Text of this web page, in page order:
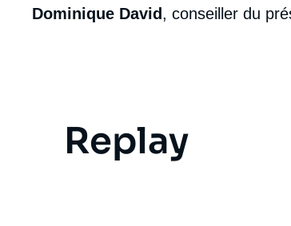
Dominique David, conseiller du
Replay